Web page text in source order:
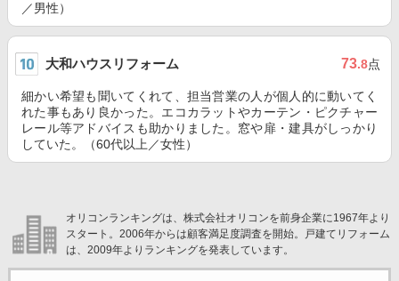
／男性）
大和ハウスリフォーム 73.8点
細かい希望も聞いてくれて、担当営業の人が個人的に動いてく
れた事もあり良かった。エコカラットやカーテン・ピクチャー
レール等アドバイスも助かりました。窓や扉・建具がしっかり
していた。（60代以上／女性）
オリコンランキングは、株式会社オリコンを前身企業に1967年より
スタート。2006年からは顧客満足度調査を開始。戸建てリフォーム
は、2009年よりランキングを発表しています。